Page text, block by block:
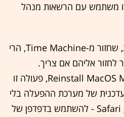
משתמש עם הרשאות מנהל
שם יהיו לכם כמה אפשרויות, שחזור מ-Time Machine, הרי
לחזור אליהם אם צריך.
אפשרות שנייה - Reinstall MacOS Monterey, פעולה זו
של מערכת ההפעלה בלי
לפגוע באף אחד מהקבצים, Safari - להשתמש בדפדפן של